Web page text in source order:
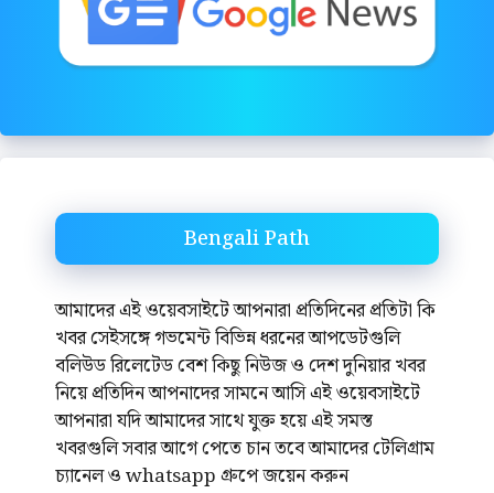
Bengali Path
আমাদের এই ওয়েবসাইটে আপনারা প্রতিদিনের প্রতিটা কি
খবর সেইসঙ্গে গভমেন্ট বিভিন্ন ধরনের আপডেটগুলি
বলিউড রিলেটেড বেশ কিছু নিউজ ও দেশ দুনিয়ার খবর
নিয়ে প্রতিদিন আপনাদের সামনে আসি এই ওয়েবসাইটে
আপনারা যদি আমাদের সাথে যুক্ত হয়ে এই সমস্ত
খবরগুলি সবার আগে পেতে চান তবে আমাদের টেলিগ্রাম
চ্যানেল ও whatsapp গ্রুপে জয়েন করুন